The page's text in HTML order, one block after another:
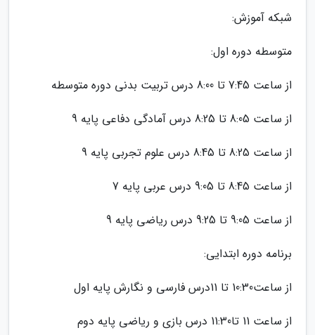
شبکه آموزش:
متوسطه دوره اول:
از ساعت 7:45 تا 8:00 درس تربیت بدنی دوره متوسطه
از ساعت 8:05 تا 8:25 درس آمادگی دفاعی پایه 9
از ساعت 8:25 تا 8:45 درس علوم تجربی پایه 9
از ساعت 8:45 تا 9:05 درس عربی پایه 7
از ساعت 9:05 تا 9:25 درس ریاضی پایه 9
برنامه دوره ابتدایی:
از ساعت10:30 تا 11درس فارسی و نگارش پایه اول
از ساعت 11 تا11:30 درس بازی و ریاضی پایه دوم